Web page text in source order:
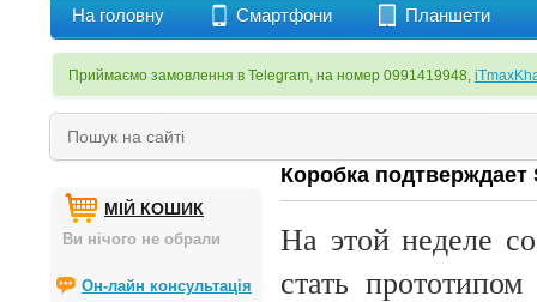
На головну Смартфони Планшети
Приймаємо замовлення в Telegram, на номер 0991419948,
МІЙ КОШИК
Ви нічого не обрали
Он-лайн консультація
Коробка подтверждает
На этой неделе
стать